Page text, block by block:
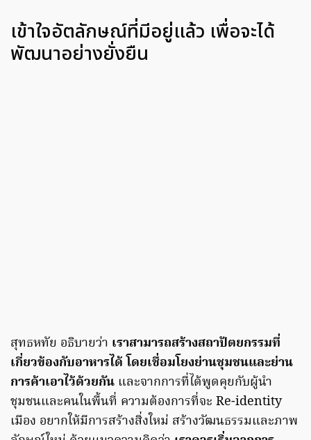
เข้าใจอัตลักษณ์ที่มีอยู่แล้ว เพื่อจะได้
พัฒนาอย่างยั่งยืน
สุทธหทัย อธิบายว่า เราสามารถสร้างสถาปัตยกรรมที่
เกี่ยวข้องกับอาหารได้ โดยเชื่อมโยงย่านชุมชนและย่าน
การค้าเอาไว้ด้วยกัน และจากการที่ได้พูดคุยกับผู้นำ
ชุมชนและคนในพื้นที่ ความต้องการที่จะ Re-identity
เมือง อยากให้มีการสร้างสิ่งใหม่ สร้างวัฒนธรรมและภาพ